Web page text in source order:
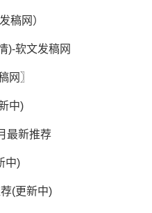
稿网）
)-软文发稿网
网〗
中)
最新推荐
中)
(更新中)